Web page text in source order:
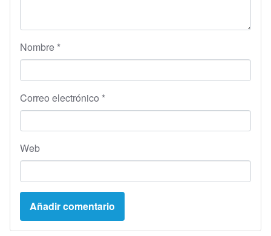
Nombre *
Correo electrónico *
Web